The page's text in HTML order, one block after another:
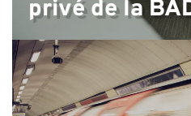
privé de la